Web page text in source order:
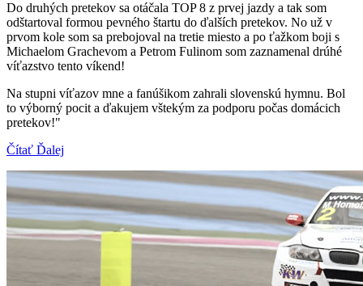
Do druhých pretekov sa otáčala TOP 8 z prvej jazdy a tak som
odštartoval formou pevného štartu do ďalších pretekov. No už v
prvom kole som sa prebojoval na tretie miesto a po ťažkom boji s
Michaelom Grachevom a Petrom Fulinom som zaznamenal drúhé
víťazstvo tento víkend!
Na stupni víťazov mne a fanúšikom zahrali slovenskú hymnu. Bol
to výborný pocit a ďakujem vštekým za podporu počas domácich
pretekov!"
Čítať Ďalej